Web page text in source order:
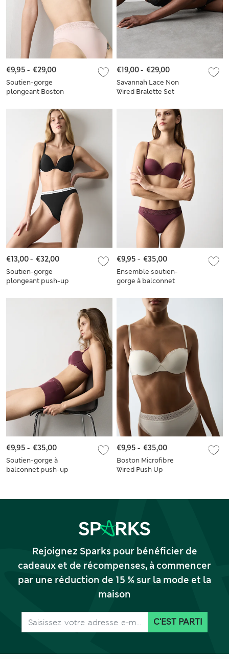
Soutien-gorge
plongeant Boston
bonnets A à E
€9,95 - €29,00
Savannah Lace Non
Wired Bralette Set
€19,00- €29,00
Soutien-gorge
plongeant push-up
bonnets A à E
€13,00- €32,00
Ensemble soutien-
gorge à balconnet
armatures en
microfibre
€9,95 - €35,00
Soutien-gorge à
balconnet push-up
€9,95 - €35,00
Boston Microfibre
Wired Push Up
€9,95 - €35,00
Rejoignez Sparks pour bénéficier de
cadeaux et de récompenses, à commencer
par une réduction de 15 % sur la mode et la
maison
C'EST PARTI